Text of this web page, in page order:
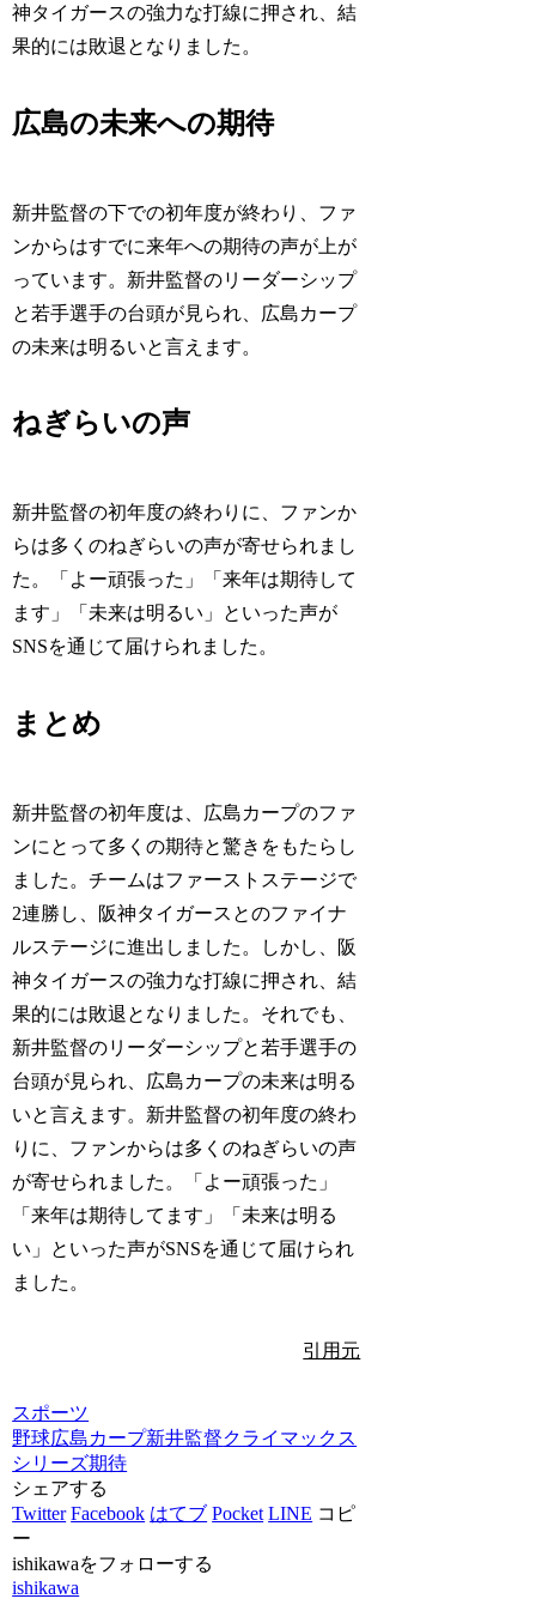
神タイガースの強力な打線に押され、結
果的には敗退となりました。
広島の未来への期待
新井監督の下での初年度が終わり、ファ
ンからはすでに来年への期待の声が上が
っています。新井監督のリーダーシップ
と若手選手の台頭が見られ、広島カープ
の未来は明るいと言えます。
ねぎらいの声
新井監督の初年度の終わりに、ファンか
らは多くのねぎらいの声が寄せられまし
た。「よー頑張った」「来年は期待して
ます」「未来は明るい」といった声が
SNSを通じて届けられました。
まとめ
新井監督の初年度は、広島カープのファ
ンにとって多くの期待と驚きをもたらし
ました。チームはファーストステージで
2連勝し、阪神タイガースとのファイナ
ルステージに進出しました。しかし、阪
神タイガースの強力な打線に押され、結
果的には敗退となりました。それでも、
新井監督のリーダーシップと若手選手の
台頭が見られ、広島カープの未来は明る
いと言えます。新井監督の初年度の終わ
りに、ファンからは多くのねぎらいの声
が寄せられました。「よー頑張った」
「来年は期待してます」「未来は明る
い」といった声がSNSを通じて届けられ
ました。
引用元
スポーツ
野球広島カープ新井監督クライマックス
シリーズ期待
シェアする
Twitter Facebook はてブ Pocket LINE コピ
ー
ishikawaをフォローする
ishikawa